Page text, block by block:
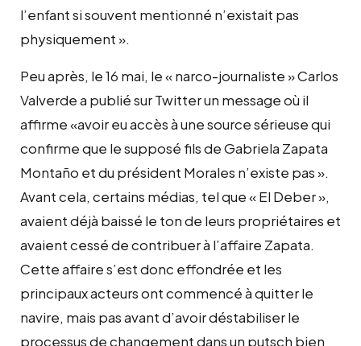
l’enfant si souvent mentionné n’existait pas
physiquement ».
Peu après, le 16 mai, le« narco-journaliste »Carlos
Valverde a publié sur Twitter un message où il
affirme «avoir eu accès à une source sérieuse qui
confirme que le supposé fils de Gabriela Zapata
Montaño et du président Morales n’existe pas ».
Avant cela, certains médias, tel que « El Deber »,
avaient déjà baissé le ton de leurs propriétaires et
avaient cessé de contribuer à l’affaire Zapata.
Cette affaire s’est donc effondrée et les
principaux acteurs ont commencé à quitter le
navire, mais pas avant d’avoir déstabiliser le
processus de changement dans un putsch bien